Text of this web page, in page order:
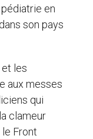
en
son pays
les
aux messes
qui
clameur
Front